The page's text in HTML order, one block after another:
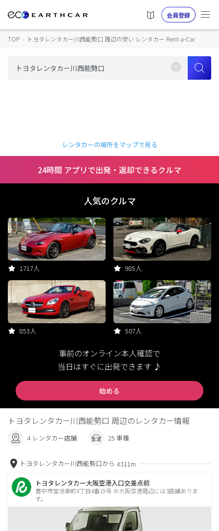
会員登録
TOP › トヨタレンタカー川西能勢口 周辺の安い レンタカー Rent-a-Car
レンタカーの場所をマップで見る
24時間 アプリで出発・返却できるクルマ
人気のクルマ
1717人 985人
853人 507人
事前のオンライン本人確認で
当日はすぐに出発できます ♪
始める
トヨタレンタカー川西能勢口 周辺のレンタカー情報
4 レンタカー店舗 25 車種
トヨタレンタカー川西能勢口から 4311m
トヨタレンタカー大阪空港入口交差点前
豊中市蛍池東町4丁目4番19号 ※大阪空港周辺には3店舗ありま
す。